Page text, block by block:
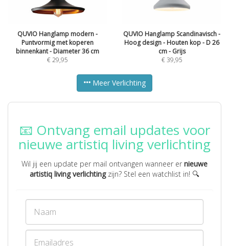
QUVIO Hanglamp modern -
Puntvormig met koperen
binnenkant - Diameter 36 cm
€29,95
QUVIO Hanglamp Scandinavisch -
Hoog design - Houten kop - D 26
cm - Grijs
€39,95
Meer Verlichting
📧 Ontvang email updates voor
nieuwe artistiq living verlichting
Wil jij een update per mail ontvangen wanneer er nieuwe
artistiq living verlichtingzijn? Stel een watchlist in! 🔍